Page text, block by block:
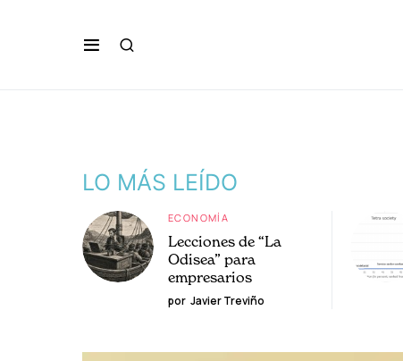
LO MÁS LEÍDO
ECONOMÍA
Lecciones de “La
Odisea” para
empresarios
por Javier Treviño